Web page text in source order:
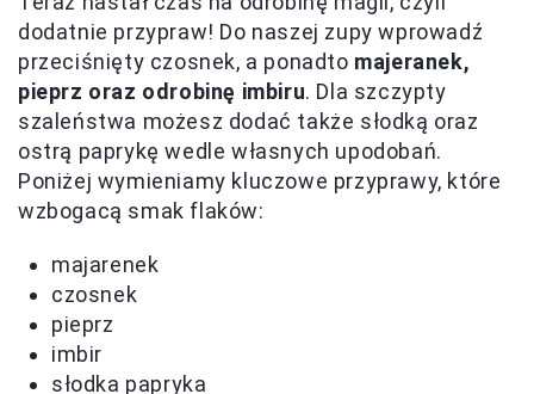
dodatnie przypraw! Do naszej zupy wprowadź
przeciśnięty czosnek, a ponadto majeranek,
pieprz oraz odrobinę imbiru. Dla szczypty
szaleństwa możesz dodać także słodką oraz
ostrą paprykę wedle własnych upodobań.
Poniżej wymieniamy kluczowe przyprawy, które
wzbogacą smak flaków:
majarenek
czosnek
pieprz
imbir
słodka papryka